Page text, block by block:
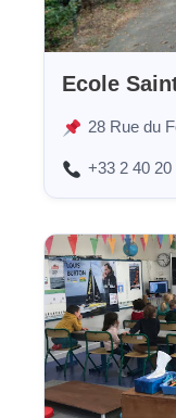
Ecole
28 Rue du
+33 2 40 20